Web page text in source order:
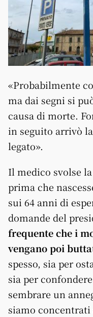
«Probabilmente
ma dai segni si
causa di morte.
in seguito arrivò
legato».
Il medico svolse
prima che
sui 64 anni di
domande del
frequente che i
vengano poi
spesso, sia per
sia per
sembrare un
siamo